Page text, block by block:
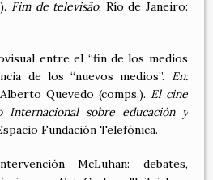
Fim de televisão. Río de Janeiro:
entre el “fin de los medios
de los “nuevos medios”. En:
Quevedo (comps.). El cine
Internacional sobre educación y
Fundación Telefónica.
McLuhan: debates,